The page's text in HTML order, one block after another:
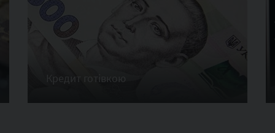
Кредит готівкою